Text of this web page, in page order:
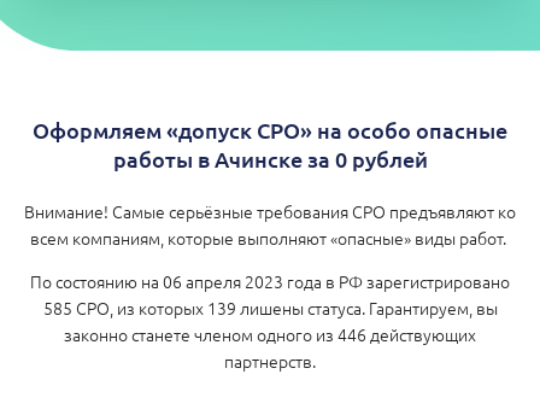
Оформляем «допуск СРО» на особо опасные
работы в Ачинске за 0 рублей
Внимание! Самые серьёзные требования СРО предъявляют ко
всем компаниям, которые выполняют «опасные» виды работ.
По состоянию на 06 апреля 2023 года в РФ зарегистрировано
585 СРО, из которых 139 лишены статуса. Гарантируем, вы
законно станете членом одного из 446 действующих
партнерств.